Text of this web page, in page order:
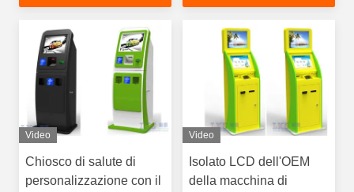
Video
Chiosco di salute di
personalizzazione con il
Video
Isolato LCD dell'OEM
della macchina di